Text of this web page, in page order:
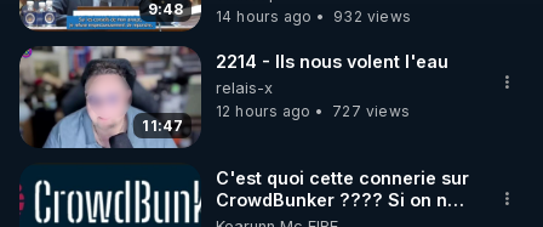
🌱 VIDÉOS NON CENSURÉES SUR ODYSEE
Toutes les vidéos Youtube sont aussi sur la
http://rgnr.li/odysee
🌱 LES STAGES EN PRÉSENTIEL
9:48
14 hours ago
932 views
11:47
2214 - Ils nous volent l'eau
relais-x
12 hours ago
727 views
C'est quoi cette connerie sur
CrowdBunker ???? Si on ne
peut plus publier, c'est un